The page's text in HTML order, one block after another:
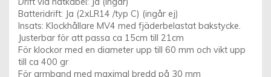
Batteridrift: Ja (2xLR14 /typ C) (ingår ej)
Insats: Klockhållare MV4 med fjäderbelastat bakstycke.
Justerbar för att passa ca 15cm till 21cm
För klockor med en diameter upp till 60 mm och vikt upp
till ca 400 gr
För armband med maximal bredd på 30 mm